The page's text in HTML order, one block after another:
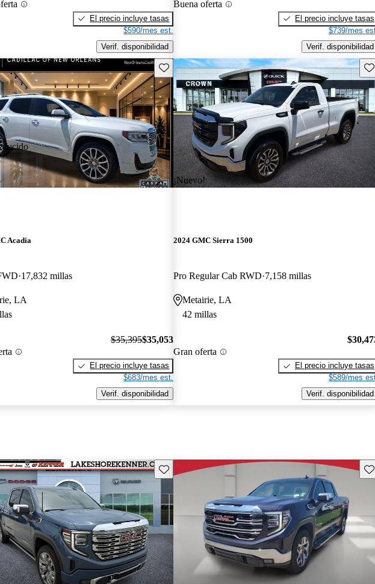
El precio incluye tasas
$590/mes est.
Verif. disponibilidad
Buena oferta
El precio incluye tasas
$739/mes
Verif. disponibilidad
Guarda este Aviso
Acadia
17,832 millas
LA
$35,395$35,053
El precio incluye tasas
$683/mes est.
Verif. disponibilidad
¡Nuevo!
2024 GMC Sierra 1500
Pro Regular Cab RWD 7,158 millas
Metairie, LA
42 millas
Gran oferta
El precio incluye tasas
$589/mes
Verif. disponibilidad
Guarda este Aviso